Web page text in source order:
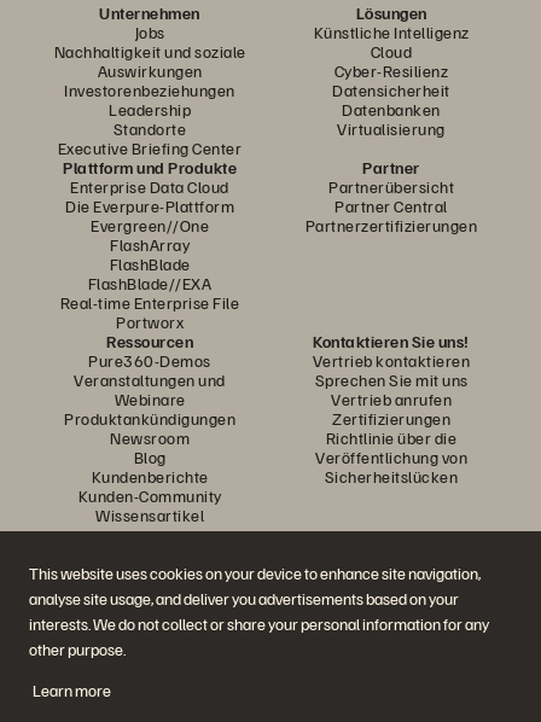
This website uses cookies on your device to enhance site navigation,
analyse site usage, and deliver you advertisements based on your
interests. We do not collect or share your personal information for any
other purpose.
Learn more
Unternehmen
Jobs
Nachhaltigkeit und soziale
Auswirkungen
Investorenbeziehungen
Leadership
Standorte
Executive Briefing Center
Lösungen
Künstliche Intelligenz
Cloud
Cyber-Resilienz
Datensicherheit
Datenbanken
Virtualisierung
Plattform und Produkte
Enterprise Data Cloud
Die Everpure-Plattform
Evergreen//One
FlashArray
FlashBlade
FlashBlade//EXA
Real-time Enterprise File
Portworx
Partner
Partnerübersicht
Partner Central
Partnerzertifizierungen
Ressourcen
Pure360-Demos
Veranstaltungen und
Webinare
Produktankündigungen
Newsroom
Blog
Kundenberichte
Kunden-Community
Wissensartikel
Kontaktieren Sie uns!
Vertrieb kontaktieren
Sprechen Sie mit uns
Vertrieb anrufen
Zertifizierungen
Richtlinie über die
Veröffentlichung von
Sicherheitslücken
Diskutiere mit
Folgen Sie den Everpure Social Media Kanälen